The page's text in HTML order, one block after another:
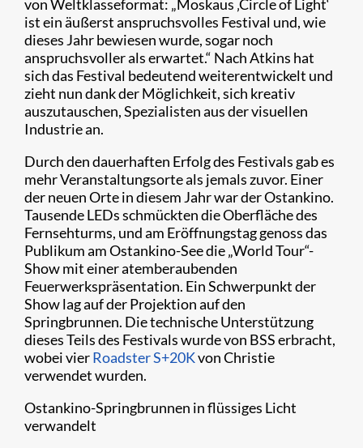
von Weltklasseformat: „Moskaus ‚Circle of Light‘
ist ein äußerst anspruchsvolles Festival und, wie
dieses Jahr bewiesen wurde, sogar noch
anspruchsvoller als erwartet.“ Nach Atkins hat
sich das Festival bedeutend weiterentwickelt und
zieht nun dank der Möglichkeit, sich kreativ
auszutauschen, Spezialisten aus der visuellen
Industrie an.
Durch den dauerhaften Erfolg des Festivals gab es
mehr Veranstaltungsorte als jemals zuvor. Einer
der neuen Orte in diesem Jahr war der Ostankino.
Tausende LEDs schmückten die Oberfläche des
Fernsehturms, und am Eröffnungstag genoss das
Publikum am Ostankino-See die „World Tour“-
Show mit einer atemberaubenden
Feuerwerkspräsentation. Ein Schwerpunkt der
Show lag auf der Projektion auf den
Springbrunnen. Die technische Unterstützung
dieses Teils des Festivals wurde von BSS erbracht,
wobei vierRoadster S+20Kvon Christie
verwendet wurden.
Ostankino-Springbrunnen in flüssiges Licht
verwandelt